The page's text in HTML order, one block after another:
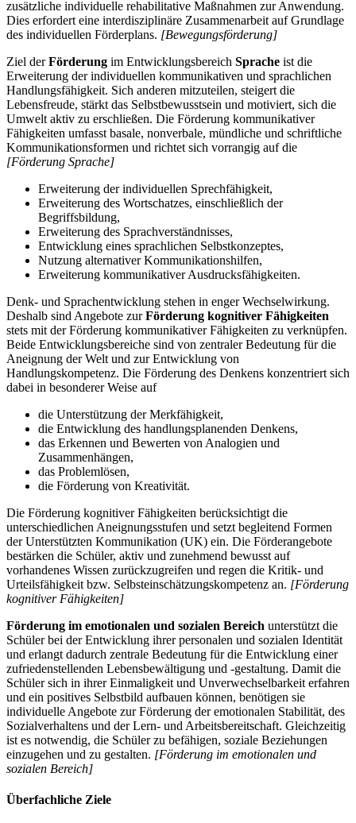
zusätzliche individuelle rehabilitative Maßnahmen zur Anwendung.
Dies erfordert eine interdisziplinäre Zusammenarbeit auf Grundlage
des individuellen Förderplans. [Bewegungsförderung]
Ziel derFörderung im Entwicklungsbereich Sprache ist die
Erweiterung der individuellen kommunikativen und sprachlichen
Handlungsfähigkeit. Sich anderen mitzuteilen, steigert die
Lebensfreude, stärkt das Selbstbewusstsein und motiviert, sich die
Umwelt aktiv zu erschließen. Die Förderung kommunikativer
Fähigkeiten umfasst basale, nonverbale, mündliche und schriftliche
Kommunikationsformen und richtet sich vorrangig auf die
[Förderung Sprache]
Erweiterung der individuellen Sprechfähigkeit,
Erweiterung des Wortschatzes, einschließlich der
Begriffsbildung,
Erweiterung des Sprachverständnisses,
Entwicklung eines sprachlichen Selbstkonzeptes,
Nutzung alternativer Kommunikationshilfen,
Erweiterung kommunikativer Ausdrucksfähigkeiten.
Denk- und Sprachentwicklung stehen in enger Wechselwirkung.
Deshalb sind Angebote zurFörderung kognitiver Fähigkeiten
stets mit der Förderung kommunikativer Fähigkeiten zu verknüpfen.
Beide Entwicklungsbereiche sind von zentraler Bedeutung für die
Aneignung der Welt und zur Entwicklung von
Handlungskompetenz. Die Förderung des Denkens konzentriert sich
dabei in besonderer Weise auf
die Unterstützung der Merkfähigkeit,
die Entwicklung des handlungsplanenden Denkens,
das Erkennen und Bewerten von Analogien und
Zusammenhängen,
das Problemlösen,
die Förderung von Kreativität.
Die Förderung kognitiver Fähigkeiten berücksichtigt die
unterschiedlichen Aneignungsstufen und setzt begleitend Formen
der Unterstützten Kommunikation (UK) ein. Die Förderangebote
bestärken die Schüler, aktiv und zunehmend bewusst auf
vorhandenes Wissen zurückzugreifen und regen die Kritik- und
Urteilsfähigkeit bzw. Selbsteinschätzungskompetenz an. [Förderung
kognitiver Fähigkeiten]
Förderung im emotionalen und sozialen Bereich unterstützt die
Schüler bei der Entwicklung ihrer personalen und sozialen Identität
und erlangt dadurch zentrale Bedeutung für die Entwicklung einer
zufriedenstellenden Lebensbewältigung und -gestaltung. Damit die
Schüler sich in ihrer Einmaligkeit und Unverwechselbarkeit erfahren
und ein positives Selbstbild aufbauen können, benötigen sie
individuelle Angebote zur Förderung der emotionalen Stabilität, des
Sozialverhaltens und der Lern- und Arbeitsbereitschaft. Gleichzeitig
ist es notwendig, die Schüler zu befähigen, soziale Beziehungen
einzugehen und zu gestalten. [Förderung im emotionalen und
sozialen Bereich]
Überfachliche Ziele